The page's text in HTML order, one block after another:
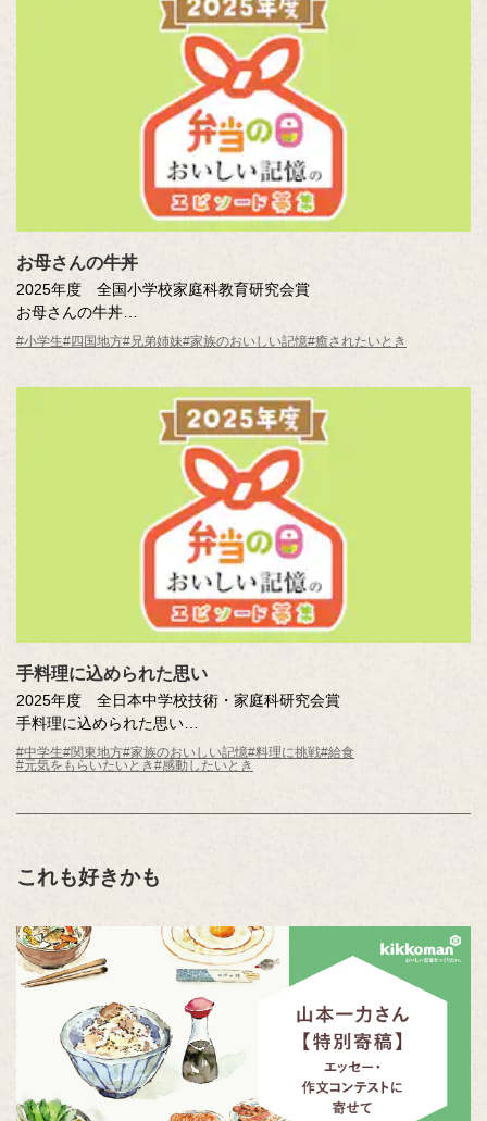
お母さんの牛丼
2025年度 全国小学校家庭科教育研究会賞
お母さんの牛丼
高尾 咲和（香川県 高松市立円座小学校 4年 ）
#小学生#四国地方#兄弟姉妹#家族のおいしい記憶#癒されたいとき
手料理に込められた思い
2025年度 全日本中学校技術・家庭科研究会賞
手料理に込められた思い
清水 雪姫（東京都 晃華学園中学校3年 ）
#中学生#関東地方#家族のおいしい記憶#料理に挑戦#給食
#元気をもらいたいとき#感動したいとき
これも好きかも